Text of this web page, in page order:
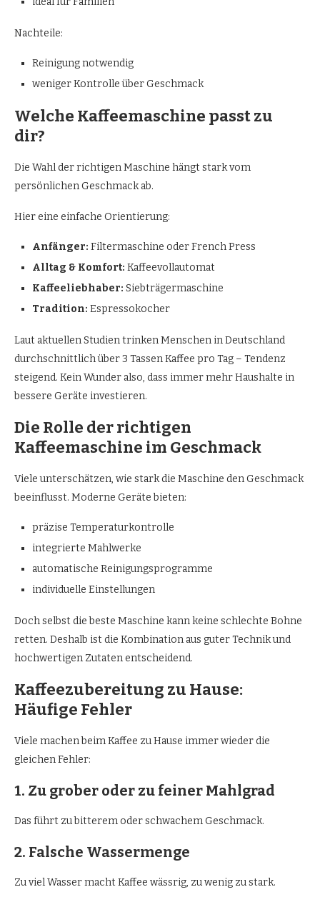
Nachteile:
Reinigung notwendig
weniger Kontrolle über Geschmack
Welche Kaffeemaschine passt zu
dir?
Die Wahl der richtigen Maschine hängt stark vom
persönlichen Geschmack ab.
Hier eine einfache Orientierung:
Anfänger: Filtermaschine oder French Press
Alltag & Komfort: Kaffeevollautomat
Kaffeeliebhaber: Siebträgermaschine
Tradition: Espressokocher
Laut aktuellen Studien trinken Menschen in Deutschland
durchschnittlich über 3 Tassen Kaffee pro Tag – Tendenz
steigend. Kein Wunder also, dass immer mehr Haushalte in
bessere Geräte investieren.
Die Rolle der richtigen
Kaffeemaschine im Geschmack
Viele unterschätzen, wie stark die Maschine den Geschmack
beeinflusst. Moderne Geräte bieten:
präzise Temperaturkontrolle
integrierte Mahlwerke
automatische Reinigungsprogramme
individuelle Einstellungen
Doch selbst die beste Maschine kann keine schlechte Bohne
retten. Deshalb ist die Kombination aus guter Technik und
hochwertigen Zutaten entscheidend.
Kaffeezubereitung zu Hause:
Häufige Fehler
Viele machen beim Kaffee zu Hause immer wieder die
gleichen Fehler:
1. Zu grober oder zu feiner Mahlgrad
Das führt zu bitterem oder schwachem Geschmack.
2. Falsche Wassermenge
Zu viel Wasser macht Kaffee wässrig, zu wenig zu stark.